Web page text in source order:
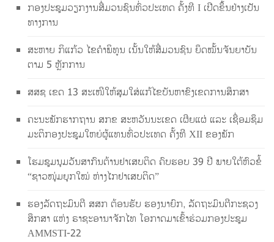
ກອງປະຊຸມວຽກງານສື່ມວນຊົນທົ່ວປະເທດ ຄັ້ງທີ I ເປີດຂຶ້ນຢ່າງເປັນ
ທາງການ
ສະຫາຍ ກິແກ້ວ ໄຂຄຳພິທູນ ເນັ້ນໃຫ້ສື່ມວນຊົນ ຍຶດໝັ້ນຈັນຍາບັນ
ຕາມ 5 ຫຼັກການ
ສສຊ ເຂດ 13 ສະເໜີໃຫ້ສຸມໃສ່ແກ້ໄຂບັນຫາຂົງເຂດການສຶກສາ
ຄະນະພັກຮາກຖານ ສກຂ ສະຫວັນນະເຂດ ເຜີຍແຜ່ ແລະ ເຊື່ອມຊຶມ
ມະຕິກອງປະຊຸມໃຫຍ່ຜູ້ແທນທົ່ວປະເທດ ຄັ້ງທີ XII ຂອງພັກ
ໂຮມຊຸມນຸມວັນສາກົນຕ້ານຢາເສບຕິດ ຄົບຮອບ 39 ປີ ພາຍໃຕ້ຫົວຂໍ້
“ຊາວໜຸ່ມຍຸກໃໝ່ ຫ່າງໄກຢາເສບຕິດ”
ຮອງລັດຖະມົນຕີ ສສກ ຕ້ອນຮັບ ຮອງນາຍົກ, ລັດຖະມົນຕີກະຊວງ
ສຶກສາ ແຫ່ງ ຣາຊະອານາຈັກໄທ ໂອກາດມາເຂົ້າຮ່ວມກອງປະຊຸມ
AMMSTI-22